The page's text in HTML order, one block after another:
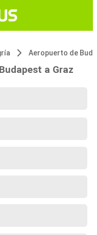
a Graz